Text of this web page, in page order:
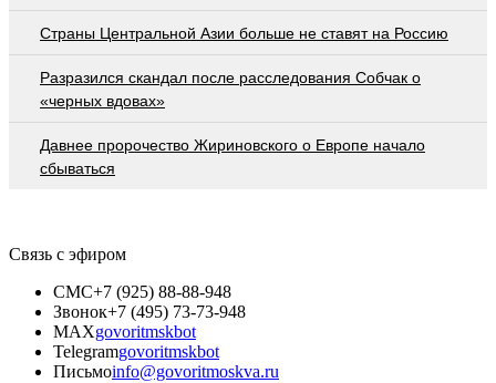
Страны Центральной Азии больше не ставят на Россию
Разразился скандал после расследования Собчак о
«черных вдовах»
Давнее пророчество Жириновского о Европе начало
сбываться
Связь с эфиром
СМС+7 (925) 88-88-948
Звонок+7 (495) 73-73-948
MAXgovoritmskbot
Telegramgovoritmskbot
Письмоinfo@govoritmoskva.ru